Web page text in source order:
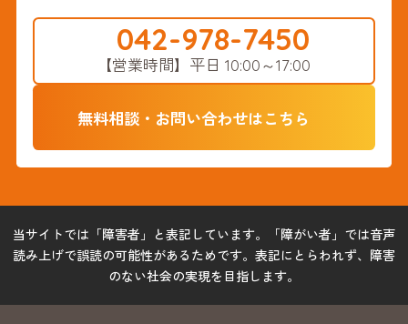
042-978-7450
【営業時間】 平日 10:00～17:00
無料相談・お問い合わせはこちら
当サイトでは「障害者」と表記しています。「障がい者」では音声
読み上げで誤読の可能性があるためです。表記にとらわれず、障害
のない社会の実現を目指します。